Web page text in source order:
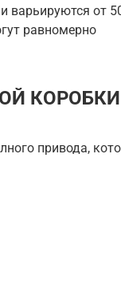
варьируются от
равномерно
привода,